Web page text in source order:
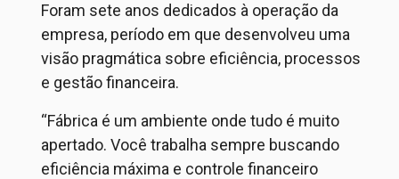
Foram sete anos dedicados à operação da
empresa, período em que desenvolveu uma
visão pragmática sobre eficiência, processos
e gestão financeira.
“Fábrica é um ambiente onde tudo é muito
apertado. Você trabalha sempre buscando
eficiência máxima e controle financeiro